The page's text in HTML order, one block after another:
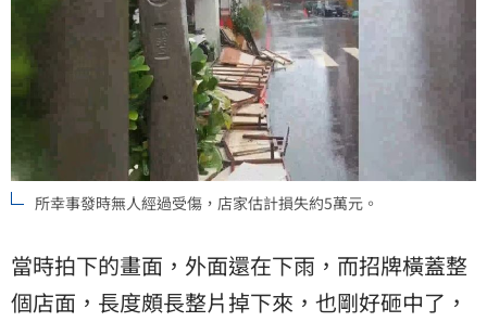
所幸事發時無人經過受傷，店家估計損失約5萬元。
當時拍下的畫面，外面還在下雨，而招牌橫蓋整
個店面，長度頗長整片掉下來，也剛好砸中了，